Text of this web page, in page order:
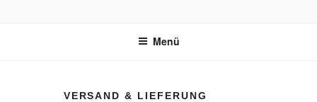
Menü
VERSAND & LIEFERUNG